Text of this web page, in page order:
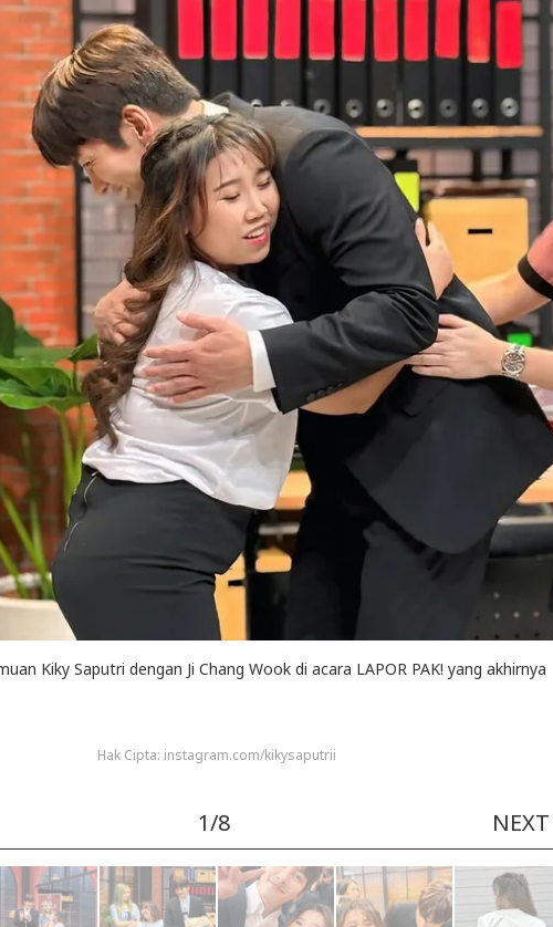
Kiky Saputri dengan Ji Chang Wook di acara LAPOR PAK! yang akhirnya
Hak Cipta: instagram.com/kikysaputrii
1/8 NEXT